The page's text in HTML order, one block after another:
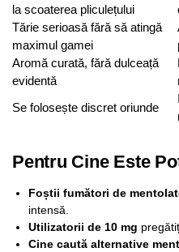
la scoaterea pliculețului
Tărie serioasă fără să atingă
maximul gamei
Aromă curată, fără dulceață
evidentă
Se folosește discret oriunde
Pentru Cine Este
Foștii fumători de
intensă.
Utilizatorii de 10 mg
Cine caută alternative